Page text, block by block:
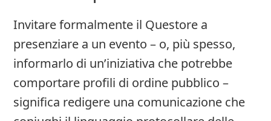
Invitare formalmente il Questore a
presenziare a un evento – o, più spesso,
informarlo di un’iniziativa che potrebbe
comportare profili di ordine pubblico –
significa redigere una comunicazione che